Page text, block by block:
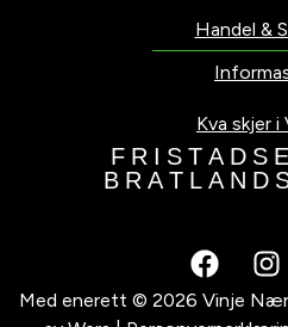
Handel &
Kva skjer i
F R I S T A D S E
B R A T L A N D
Med enerett © 2026 Vinje